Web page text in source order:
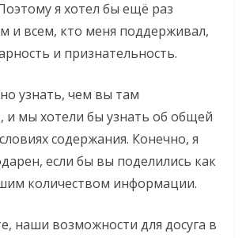
я хотел бы ещё раз
и всем, кто меня поддерживал,
и признательность.
узнать, чем вы там
и мы хотели бы узнать об общей
содержания. Конечно, я
если бы вы поделились как
количеством информации.
наши возможности для досуга в